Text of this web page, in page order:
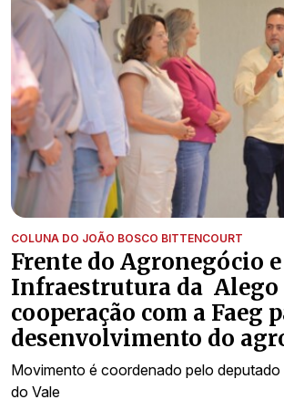
COLUNA DO JOÃO BOSCO BITTENCOURT
Frente do Agronegócio e
Infraestrutura da
cooperação com a Faeg
desenvolvimento do
Movimento é coordenado pelo deputado
do Vale